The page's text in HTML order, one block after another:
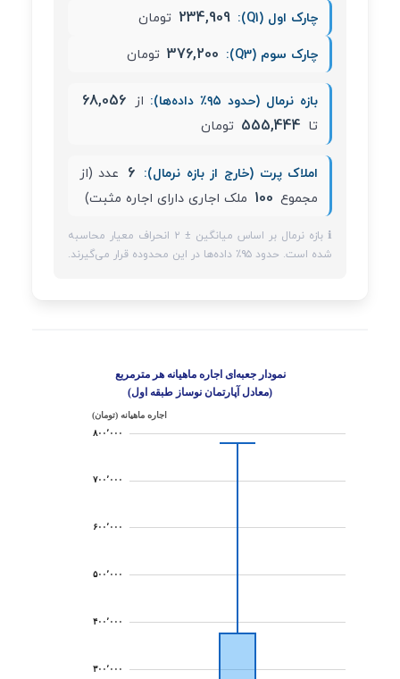
چارک اول (Q1):
234,909 تومان
چارک سوم (Q3):
376,200 تومان
بازه نرمال (حدود ۹۵٪ داده‌ها): از 68,056
تا 555,444 تومان
املاک پرت (خارج از بازه نرمال): 6 عدد (از
مجموع 100 ملک اجاری دارای اجاره مثبت)
ℹ️ بازه نرمال بر اساس میانگین ± ۲ انحراف معیار محاسبه
شده است. حدود ۹۵٪ داده‌ها در این محدوده قرار می‌گیرند.